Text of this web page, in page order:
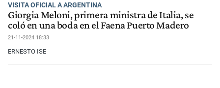
VISITA OFICIAL A ARGENTINA
Giorgia Meloni, primera ministra de Italia, se
coló en una boda en el Faena Puerto Madero
21-11-2024 18:33
ERNESTO ISE